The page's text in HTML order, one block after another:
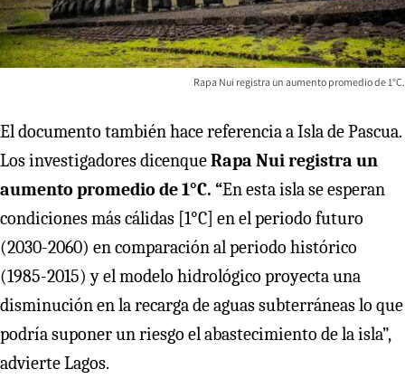
Rapa Nui registra un aumento promedio de 1°C.
El documento también hace referencia a Isla de Pascua.
Los investigadores dicenqueRapa Nui registra un
aumento promedio de 1°C. “En esta isla se esperan
condiciones más cálidas [1°C] en el periodo futuro
(2030-2060) en comparación al periodo histórico
(1985-2015) y el modelo hidrológico proyecta una
disminución en la recarga de aguas subterráneas lo que
podría suponer un riesgo el abastecimiento de la isla”,
advierte Lagos.